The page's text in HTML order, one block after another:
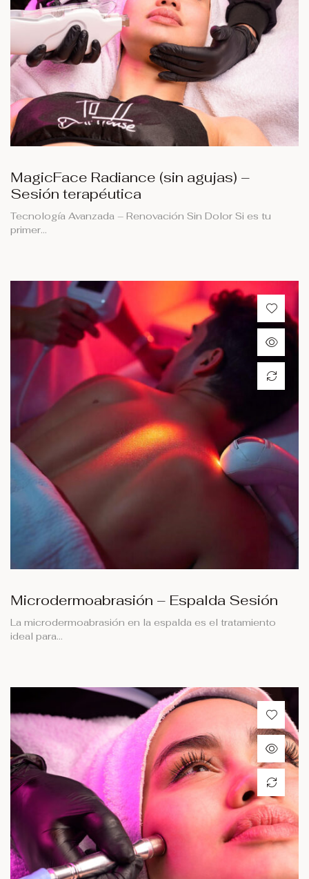
MagicFace Radiance (sin agujas) –
Sesión terapéutica
Tecnología Avanzada – Renovación Sin Dolor Si es tu
primer…
Microdermoabrasión – Espalda Sesión
La microdermoabrasión en la espalda es el tratamiento
ideal para…